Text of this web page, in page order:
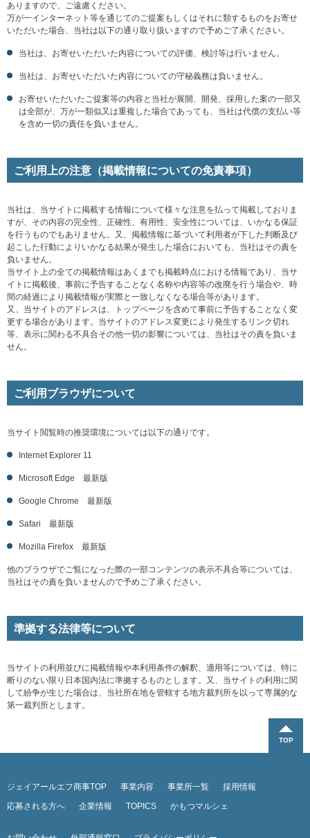
ありますので、ご遠慮ください。
万が一インターネット等を通じてのご提案もしくはそれに類するものをお寄せ
いただいた場合、当社は以下の通り取り扱いますので予めご了承ください。
当社は、お寄せいただいた内容についての評価、検討等は行いません。
当社は、お寄せいただいた内容についての守秘義務は負いません。
お寄せいただいたご提案等の内容と当社が展開、開発、採用した案の一部又
は全部が、万が一類似又は重複した場合であっても、当社は代償の支払い等
を含め一切の責任を負いません。
ご利用上の注意（掲載情報についての免責事項）
当社は、当サイトに掲載する情報について様々な注意を払って掲載しておりま
すが、その内容の完全性、正確性、有用性、安全性については、いかなる保証
を行うものでもありません。又、掲載情報に基づいて利用者が下した判断及び
起こした行動によりいかなる結果が発生した場合においても、当社はその責を
負いません。
当サイト上の全ての掲載情報はあくまでも掲載時点における情報であり、当サ
イトに掲載後、事前に予告することなく名称や内容等の改廃を行う場合や、時
間の経過により掲載情報が実際と一致しなくなる場合等があります。
又、当サイトのアドレスは、トップページを含めて事前に予告することなく変
更する場合があります。当サイトのアドレス変更により発生するリンク切れ
等、表示に関わる不具合その他一切の影響については、当社はその責を負いま
せん。
ご利用ブラウザについて
当サイト閲覧時の推奨環境については以下の通りです。
Internet Explorer 11
Microsoft Edge 最新版
Google Chrome 最新版
Safari 最新版
Mozilla Firefox 最新版
他のブラウザでご覧になった際の一部コンテンツの表示不具合等については、
当社はその責を負いませんので予めご了承ください。
準拠する法律等について
当サイトの利用並びに掲載情報や本利用条件の解釈、適用等については、特に
断りのない限り日本国内法に準拠するものとします。又、当サイトの利用に関
して紛争が生じた場合は、当社所在地を管轄する地方裁判所を以って専属的な
第一裁判所とします。
ジェイアールエフ商事TOP 事業内容 事業所一覧
採用情報
応募される方へ
企業情報 TOPICS かもつマルシェ